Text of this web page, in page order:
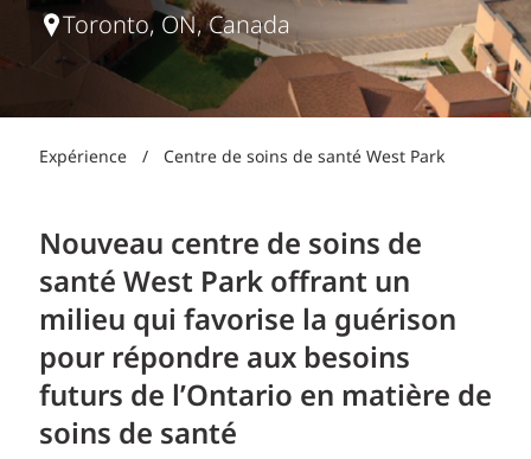
Toronto, ON, Canada
Expérience / Centre de soins de santé West Park
Nouveau centre de soins de
santé West Park offrant un
milieu qui favorise la guérison
pour répondre aux besoins
futurs de l’Ontario en matière de
soins de santé